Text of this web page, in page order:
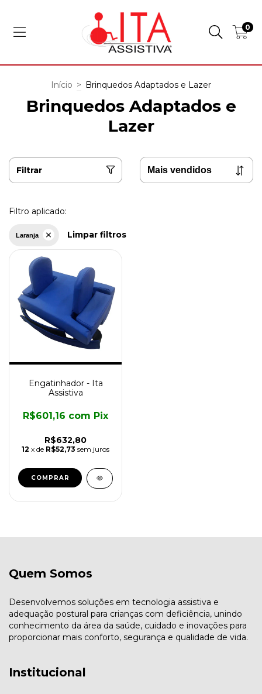
0
Início > Brinquedos Adaptados e Lazer
Brinquedos Adaptados e
Lazer
Filtrar
Filtro aplicado:
Laranja Limpar filtros
Engatinhador - Ita
Assistiva
R$632,80
R$601,16 com Pix
12 x de R$52,73 sem juros
COMPRAR
Quem Somos
Desenvolvemos soluções em tecnologia assistiva e
adequação postural para crianças com deficiência, unindo
conhecimento da área da saúde, cuidado e inovações para
proporcionar mais conforto, segurança e qualidade de vida.
Institucional